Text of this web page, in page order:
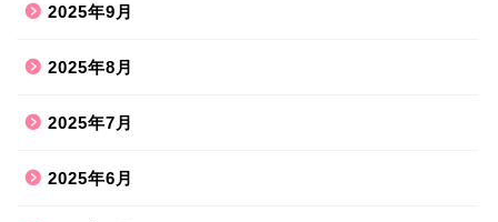
2025年9月
2025年8月
2025年7月
2025年6月